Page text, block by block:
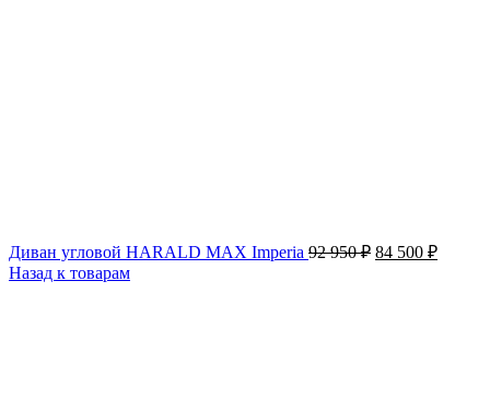
Диван угловой HARALD MAX Imperia 92 950₽ 84 500 ₽
Назад к товарам